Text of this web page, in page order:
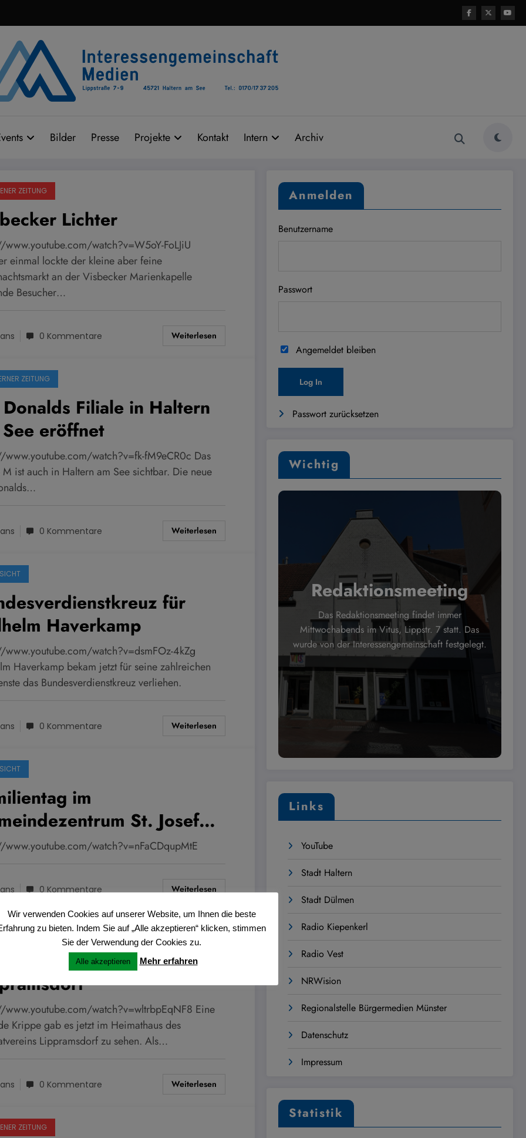
Bilder Presse Projekte Kontakt Intern Archiv
ZEITUNG
Lichter
www.youtube.com/watch?v=W5oY-FoLJiU
einmal lockte der kleine aber feine
an der Visbecker Marienkapelle
Besucher…
0 Kommentare Weiterlesen
ZEITUNG
Filiale in Haltern
eröffnet
www.youtube.com/watch?v=fk-fM9eCR0c Das
ist auch in Haltern am See sichtbar. Die neue
0 Kommentare Weiterlesen
für
Haverkamp
www.youtube.com/watch?v=dsmFOz-4kZg
Haverkamp bekam jetzt für seine zahlreichen
das Bundesverdienstkreuz verliehen.
0 Kommentare Weiterlesen
im
St. Josef
www.youtube.com/watch?v=nFaCDqupMtE
0 Kommentare Weiterlesen
Krippe in
www.youtube.com/watch?v=wltrbpEqNF8 Eine
Krippe gab es jetzt im Heimathaus des
Lippramsdorf zu sehen. Als…
0 Kommentare Weiterlesen
ZEITUNG
Anmelden
Benutzername
Passwort
Angemeldet bleiben
Passwort zurücksetzen
Wichtig
Redaktionsmeeting
Das Redaktionsmeeting findet immer
Mittwochabends im Vitus, Lippstr. 7 statt. Das
wurde von der Interessengemeinschaft festgelegt.
Links
YouTube
Stadt Haltern
Stadt Dülmen
Radio Kiepenkerl
Radio Vest
NRWision
Regionalstelle Bürgermedien Münster
Datenschutz
Impressum
Statistik
Wir verwenden Cookies auf unserer Website, um Ihnen die beste
zu bieten. Indem Sie auf „Alle akzeptieren“ klicken, stimmen
Sie der Verwendung der Cookies zu.
Alle akzeptieren Mehr erfahren